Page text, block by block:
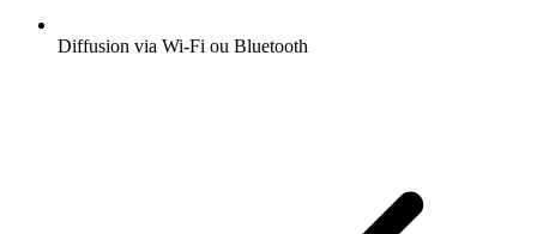
Diffusion via Wi-Fi ou Bluetooth